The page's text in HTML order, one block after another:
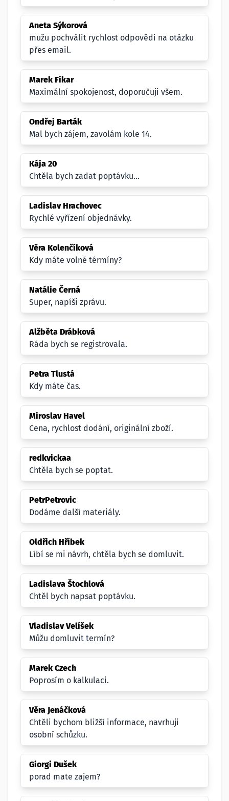
Aneta Sýkorová
mužu pochválit rychlost odpovědi na otázku
přes email.
Marek Fikar
Maximální spokojenost, doporučuji všem.
Ondřej Barták
Mal bych zájem, zavolám kole 14.
Kája 20
Chtěla bych zadat poptávku...
Ladislav Hrachovec
Rychlé vyřízení objednávky.
Věra Kolenčíková
Kdy máte volné térmíny?
Natálie Černá
Super, napíši zprávu.
Alžběta Drábková
Ráda bych se registrovala.
Petra Tlustá
Kdy máte čas.
Miroslav Havel
Cena, rychlost dodání, originální zboží.
redkvickaa
Chtěla bych se poptat.
PetrPetrovic
Dodáme další materiály.
Oldřich Hříbek
Líbí se mi návrh, chtěla bych se domluvit.
Ladislava Štochlová
Chtěl bych napsat poptávku.
Vladislav Velíšek
Můžu domluvit termín?
Marek Czech
Poprosím o kalkulaci.
Věra Jenáčková
Chtěli bychom bližší informace, navrhuji
osobní schůzku.
Giorgi Dušek
porad mate zajem?